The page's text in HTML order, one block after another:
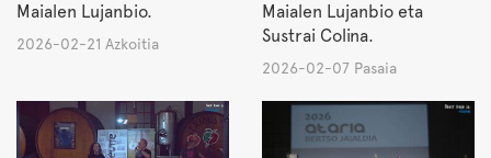
Maialen Lujanbio.
2026-02-21 Azkoitia
Maialen Lujanbio eta
Sustrai Colina.
2026-02-07 Pasaia